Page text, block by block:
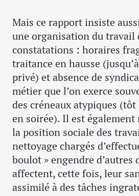
Mais ce rapport insiste
une organisation du travail
constatations : horaires
traitance en hausse
privé) et absence de
métier que l’on exerce
des créneaux atypiques
en soirée). Il est
la position sociale des
nettoyage chargés
boulot » engendre
affectent, cette fois, leur
assimilé à des tâches